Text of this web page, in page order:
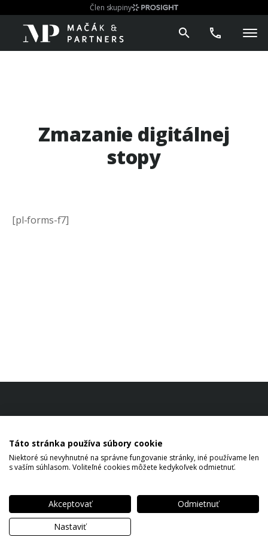
Člen skupiny
Zmazanie digitálnej
stopy
[pl-forms-f7]
Copyright © 2026 SM Štefan Mačák All rights reserved.
Táto stránka používa súbory cookie
Niektoré sú nevyhnutné na správne fungovanie stránky, iné používame len
s vaším súhlasom. Voliteľné cookies môžete kedykoľvek odmietnuť.
Akceptovať
Odmietnuť
Nastaviť